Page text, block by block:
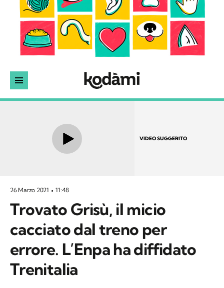
VIDEO SUGGERITO
26 Marzo 2021 11:48
Trovato Grisù, il micio
cacciato dal treno per
errore. L’Enpa ha diffidato
Trenitalia